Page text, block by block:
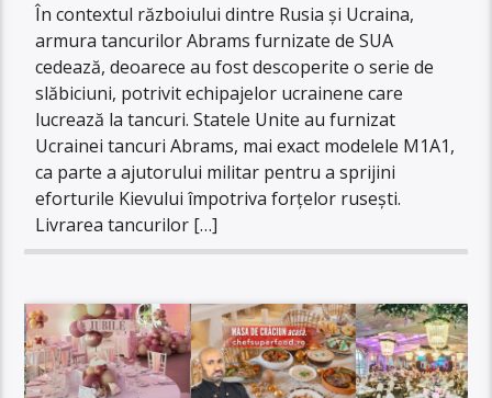
În contextul războiului dintre Rusia și Ucraina,
armura tancurilor Abrams furnizate de SUA
cedează, deoarece au fost descoperite o serie de
slăbiciuni, potrivit echipajelor ucrainene care
lucrează la tancuri. Statele Unite au furnizat
Ucrainei tancuri Abrams, mai exact modelele M1A1,
ca parte a ajutorului militar pentru a sprijini
eforturile Kievului împotriva forțelor rusești.
Livrarea tancurilor […]